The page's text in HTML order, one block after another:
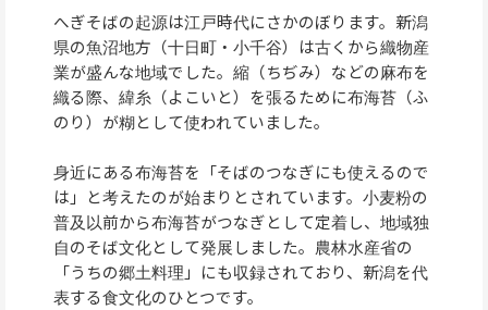
へぎそばの起源は江戸時代にさかのぼります。新潟
県の魚沼地方（十日町・小千谷）は古くから織物産
業が盛んな地域でした。縮（ちぢみ）などの麻布を
織る際、緯糸（よこいと）を張るために布海苔（ふ
のり）が糊として使われていました。
身近にある布海苔を「そばのつなぎにも使えるので
は」と考えたのが始まりとされています。小麦粉の
普及以前から布海苔がつなぎとして定着し、地域独
自のそば文化として発展しました。農林水産省の
「うちの郷土料理」にも収録されており、新潟を代
表する食文化のひとつです。